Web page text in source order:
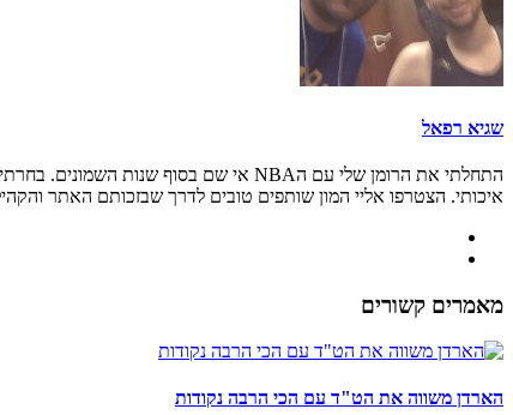
שגיא רפאל
איכותי. הצטרפו אליי המון שותפים טובים לדרך שבזכותם האתר
מאמרים קשורים
הארדן משווה את הט"ד עם הכי הרבה נקודות